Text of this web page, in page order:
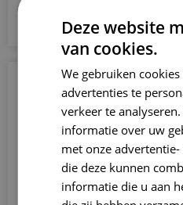
3. Erhöhte
Wenn Sie sich für unsere
Tienen entscheiden,
Ihrer Website. Starke
Seiten geben nicht nur
überzeugen auch Ihre
professionellen Ruf.
Deze website
van cookies.
We gebruiken
advertenties te
verkeer te
informatie over uw
met onze
die deze kunnen
informatie die u aan